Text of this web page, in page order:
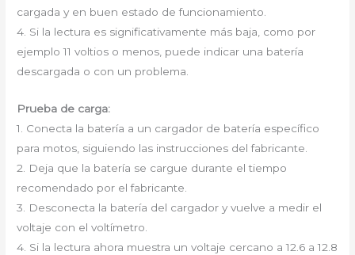
cargada y en buen estado de funcionamiento.
4. Si la lectura es significativamente más baja, como por
ejemplo 11 voltios o menos, puede indicar una batería
descargada o con un problema.
Prueba de carga:
1. Conecta la batería a un cargador de batería específico
para motos, siguiendo las instrucciones del fabricante.
2. Deja que la batería se cargue durante el tiempo
recomendado por el fabricante.
3. Desconecta la batería del cargador y vuelve a medir el
voltaje con el voltímetro.
4. Si la lectura ahora muestra un voltaje cercano a 12.6 a 12.8